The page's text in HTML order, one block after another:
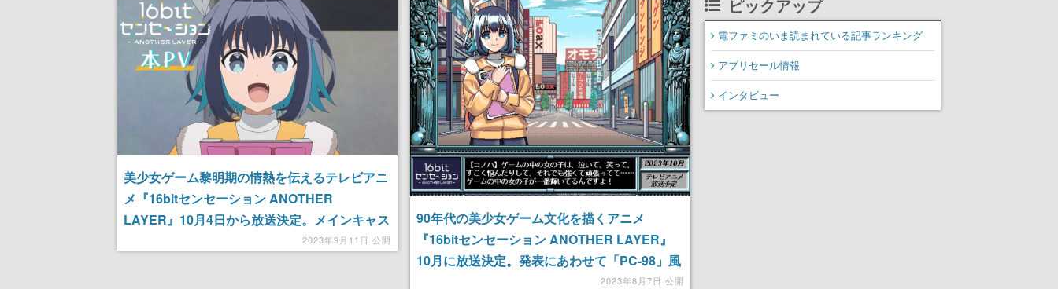
美少女ゲーム黎明期の情熱を伝えるテレビアニ
メ『16bitセンセーション ANOTHER
LAYER』10月4日から放送決定。メインキャス
トの古賀葵・阿部敦が魅力を語る映像も近日公
2023年9月11日 公開
90年代の美少女ゲーム文化を描くアニメ
『16bitセンセーション ANOTHER LAYER』
10月に放送決定。発表にあわせて「PC-98」風
2023年8月7日 公開
ピックアップ
電ファミのいま読まれている記事ランキング
アプリセール情報
インタビュー